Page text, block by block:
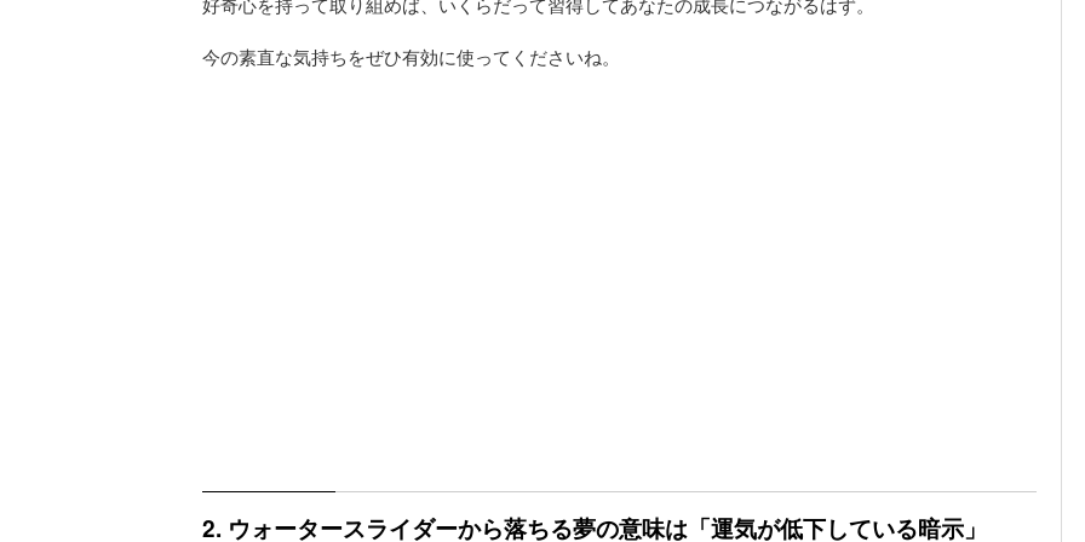
今の素直な気持ちをぜひ有効に使ってくださいね。
2. ウォータースライダーから落ちる夢の意味は「運気が低下している暗示」